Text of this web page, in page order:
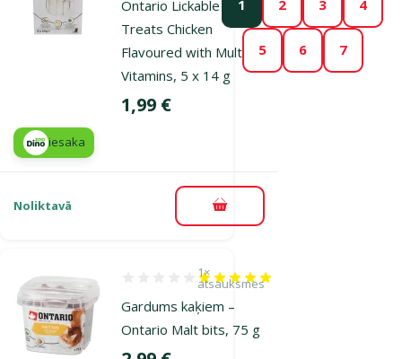
Ontario Lickable
Treats Chicken
Flavoured with Multi
Vitamins, 5 x 14 g
Cena
1,99 €
iesaka
Noliktavā Pievienot grozam
Gardums kaķiem –
Ontario Malt bits, 75 g
Atsauksmes 100%, reitingu skaits: 1
1×
atsauksmes
1 2 3 4
5 6 7